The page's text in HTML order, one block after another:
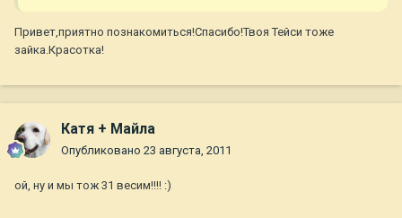
Привет,приятно познакомиться!Спасибо!Твоя Тейси тоже
зайка.Красотка!
Катя + Майла
Опубликовано 23 августа, 2011
ой, ну и мы тож 31 весим!!!! :)